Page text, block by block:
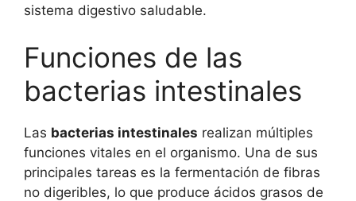
sistema digestivo saludable.
Funciones de las
bacterias intestinales
Las bacterias intestinales realizan múltiples
funciones vitales en el organismo. Una de sus
principales tareas es la fermentación de fibras
no digeribles, lo que produce ácidos grasos de